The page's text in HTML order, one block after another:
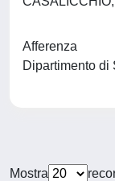
Afferenza
Dipartimento di
Mostra